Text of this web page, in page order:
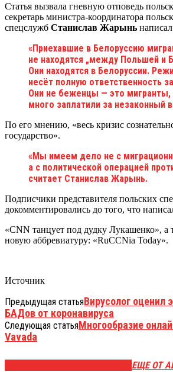
Статья вызвала гневную отповедь
секретарь министра-координатора
спецслужб Станислав Жарынь
«Приехавшие в Белоруссию
не находятся „между Польшей и
Они находятся в Белоруссии.
несёт полную ответственность
Они не беженцы — это мигранты,
много заплатили за незаконный
По его мнению, «весь кризис
государство».
«Мы имеем дело не с
а с политической операцией
считает Станислав Жарынь.
Подписчики представителя польских
докомментировались до того, что
«CNN танцует под дудку Лукашенко», а
новую аббревиатуру: «RuCCNia Today».
Источник
Предыдущая статьяВирусолог оценил
БАДов от коронавируса
Следующая статьяМногообразие
Vavada
ЕЩЕ ОТ